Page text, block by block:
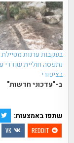
בעקבות ערנות
נתפסה חוליית שודדי
בציפורי
ב-"עדכוני חדשות"
שתפו באמצעות:
REDDIT
VK